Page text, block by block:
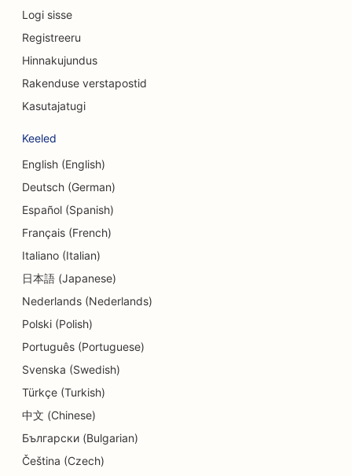
SEO valuutavahetusteenuste jaoks
SEO krediidiühistutele
SEO koogipoodidele
SEO tantsustuudiote jaoks
SEO võlanõustamise teenuste jaoks
SEO hambaravikliinikutele
SEO söögikohtadele
SEO dermabrasiooniteenuste jaoks
SEO detailide kauplustele
SEO Donut kauplustele
SEO keemilise puhastuse jaoks
Logi sisse
Registreeru
Hinnakujundus
Rakenduse verstapostid
Kasutajatugi
Keeled
English (English)
Deutsch (German)
Español (Spanish)
Français (French)
Italiano (Italian)
日本語 (Japanese)
Nederlands (Nederlands)
Polski (Polish)
Português (Portuguese)
Svenska (Swedish)
Türkçe (Turkish)
中文 (Chinese)
Български (Bulgarian)
Čeština (Czech)